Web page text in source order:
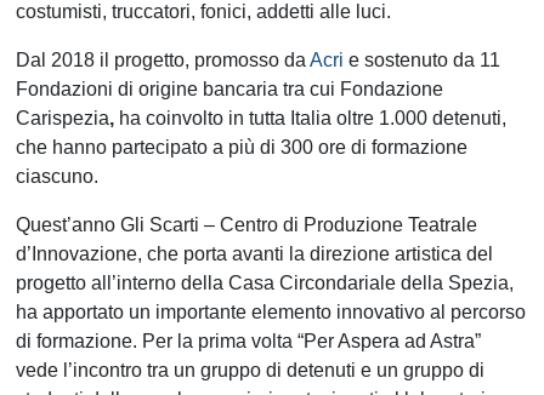
costumisti, truccatori, fonici, addetti alle luci.
Dal 2018 il progetto, promosso daAcrie sostenuto da 11
Fondazioni di origine bancaria tra cui Fondazione
Carispezia, ha coinvolto in tutta Italia oltre 1.000 detenuti,
che hanno partecipato a più di 300 ore di formazione
ciascuno.
Quest’anno Gli Scarti – Centro di Produzione Teatrale
d’Innovazione, che porta avanti la direzione artistica del
progetto all’interno della Casa Circondariale della Spezia,
ha apportato un importante elemento innovativo al percorso
di formazione. Per la prima volta “Per Aspera ad Astra”
vede l’incontro tra un gruppo di detenuti e un gruppo di